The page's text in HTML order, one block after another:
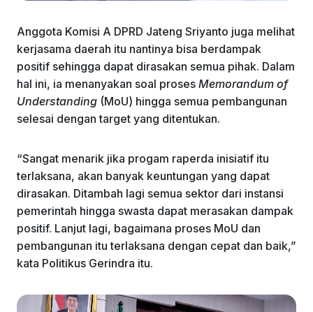
Anggota Komisi A DPRD Jateng Sriyanto juga melihat
kerjasama daerah itu nantinya bisa berdampak
positif sehingga dapat dirasakan semua pihak. Dalam
hal ini, ia menanyakan soal proses Memorandum of
Understanding (MoU) hingga semua pembangunan
selesai dengan target yang ditentukan.
“Sangat menarik jika progam raperda inisiatif itu
terlaksana, akan banyak keuntungan yang dapat
dirasakan. Ditambah lagi semua sektor dari instansi
pemerintah hingga swasta dapat merasakan dampak
positif. Lanjut lagi, bagaimana proses MoU dan
pembangunan itu terlaksana dengan cepat dan baik,”
kata Politikus Gerindra itu.